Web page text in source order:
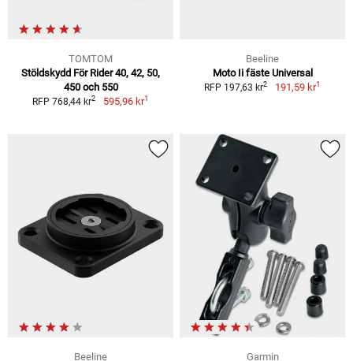
TOMTOM
Stöldskydd För Rider 40, 42, 50,
450 och 550
RFP 768,44 kr2 595,96 kr1
Beeline
Moto Ii fäste Universal
RFP 197,63 kr2 191,59 kr1
Beeline
Garmin